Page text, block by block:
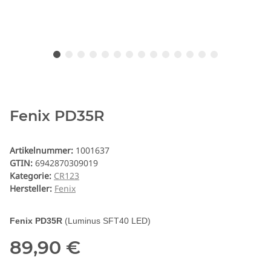
Fenix PD35R
Artikelnummer: 1001637
GTIN: 6942870309019
Kategorie: CR123
Hersteller: Fenix
Fenix PD35R (Luminus SFT40 LED)
89,90 €